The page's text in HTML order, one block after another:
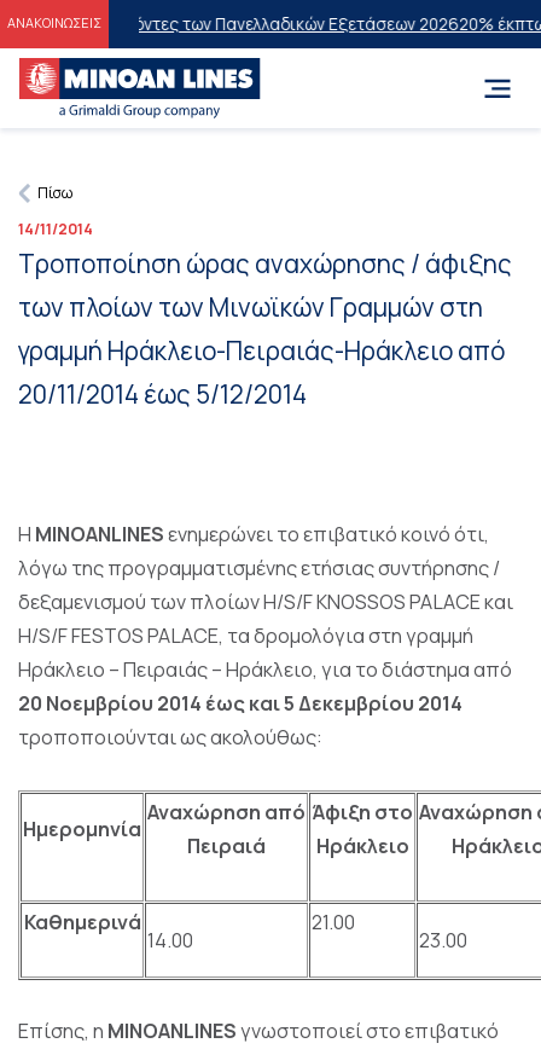
ΑΝΑΚΟΙΝΩΣΕΙΣ
στους Επιτυχόντες των Πανελλαδικών Εξετάσεων 202620%
Πίσω
14/11/2014
Τροποποίηση ώρας αναχώρησης / άφιξης
των πλοίων των Μινωϊκών Γραμμών στη
γραμμή Ηράκλειο-Πειραιάς-Ηράκλειο από
20/11/2014 έως 5/12/2014
Η MINOANLINESενημερώνει το επιβατικό κοινό ότι,
λόγω της προγραμματισμένης ετήσιας συντήρησης /
δεξαμενισμού των πλοίων H/S/F KNOSSOS PALACE και
H/S/F FESTOS PALACE, τα δρομολόγια στη γραμμή
Ηράκλειο – Πειραιάς – Ηράκλειο, για το διάστημα από
20 Νοεμβρίου 2014 έως και 5 Δεκεμβρίου 2014
τροποποιούνται ως ακολούθως:
Ημερομηνία
Αναχώρηση από
Πειραιά
Άφιξη στο
Ηράκλειο
Αναχώρηση
Καθημερινά
14.00
21.00
23.00
Επίσης, η MINOANLINESγνωστοποιεί στο επιβατικό